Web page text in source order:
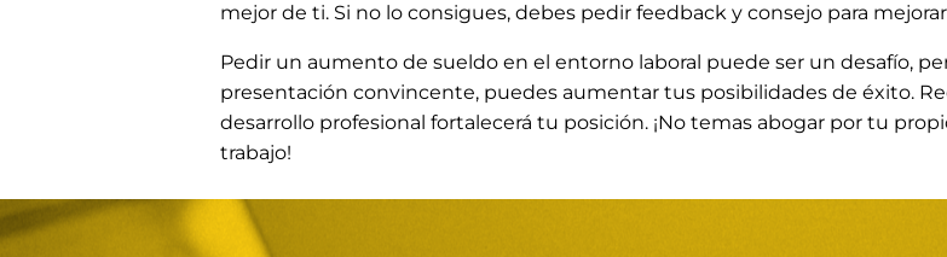
mejor de ti. Si no lo consigues, debes pedir feedback y consejo para
Pedir un aumento de sueldo en el entorno laboral puede ser un desafío,
presentación convincente, puedes aumentar tus posibilidades de éxito.
desarrollo profesional fortalecerá tu posición. ¡No temas abogar por tu
trabajo!